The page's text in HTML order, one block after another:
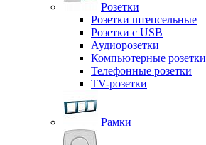
Розетки
Розетки штепсельные
Розетки с USB
Аудиорозетки
Компьютерные розетки
Телефонные розетки
TV-розетки
Рамки